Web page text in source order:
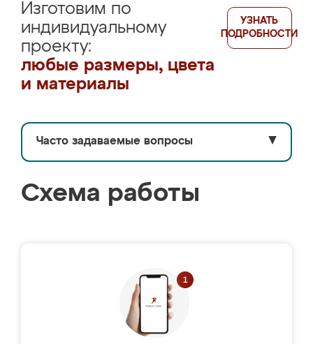
Изготовим по
индивидуальному
проекту:
любые размеры, цвета
и материалы
УЗНАТЬ
ПОДРОБНОСТИ
Часто задаваемые вопросы ▼
Схема работы